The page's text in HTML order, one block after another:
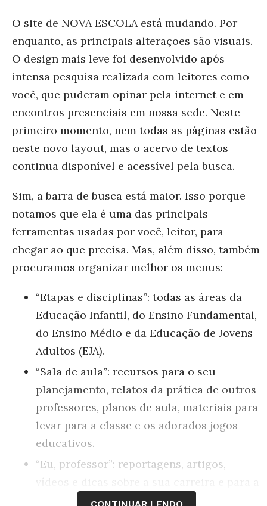
O site de NOVA ESCOLA está mudando. Por
enquanto, as principais alterações são visuais.
O design mais leve foi desenvolvido após
intensa pesquisa realizada com leitores como
você, que puderam opinar pela internet e em
encontros presenciais em nossa sede. Neste
primeiro momento, nem todas as páginas estão
neste novo layout, mas o acervo de textos
continua disponível e acessível pela busca.
Sim, a barra de busca está maior. Isso porque
notamos que ela é uma das principais
ferramentas usadas por você, leitor, para
chegar ao que precisa. Mas, além disso, também
procuramos organizar melhor os menus:
“Etapas e disciplinas”: todas as áreas da
Educação Infantil, do Ensino Fundamental,
do Ensino Médio e da Educação de Jovens
Adultos (EJA).
“Sala de aula”: recursos para o seu
planejamento, relatos da prática de outros
professores, planos de aula, materiais para
levar para a classe e os adorados jogos
educativos.
“Eu, professor”: reportagens, artigos,
sua formação, abordando desde a